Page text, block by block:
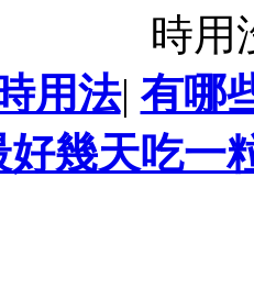
時用
用法| 有哪
幾天吃一